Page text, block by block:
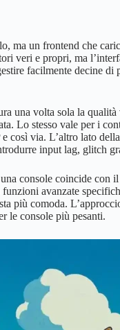
ma un frontend che
veri e propri, ma
facilmente decine
una volta sola la
Lo stesso vale per i
così via. L’altro lato
input lag, glitch
console coincide con
avanzate
più comoda.
le console più pesanti.